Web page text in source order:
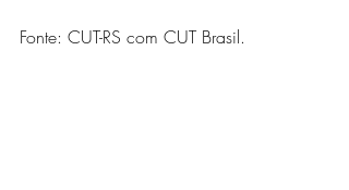
Fonte: CUT-RS com CUT Brasil.